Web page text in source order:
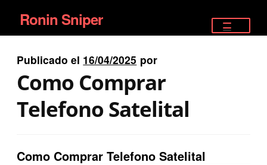
Ir
a
la
navegación
Ir
al
contenido
Ronin Sniper
PISTOLAS
SATELITALES
Publicado el 16/04/2025 por
Como Comprar
Telefono Satelital
Como Comprar Telefono Satelital